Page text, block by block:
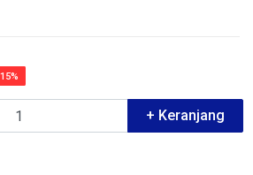
+ Keranjang